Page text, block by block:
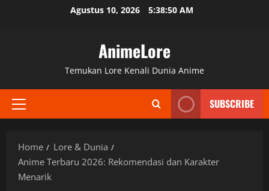
Agustus 10, 2026 5:38:51 AM
AnimeLore
Temukan Lore Kenali Dunia Anime
Primary
SUBSCRIBE
Home
Lore & Dunia
Anime Terbaru 2026: Rekomendasi dan Karakter
Menarik